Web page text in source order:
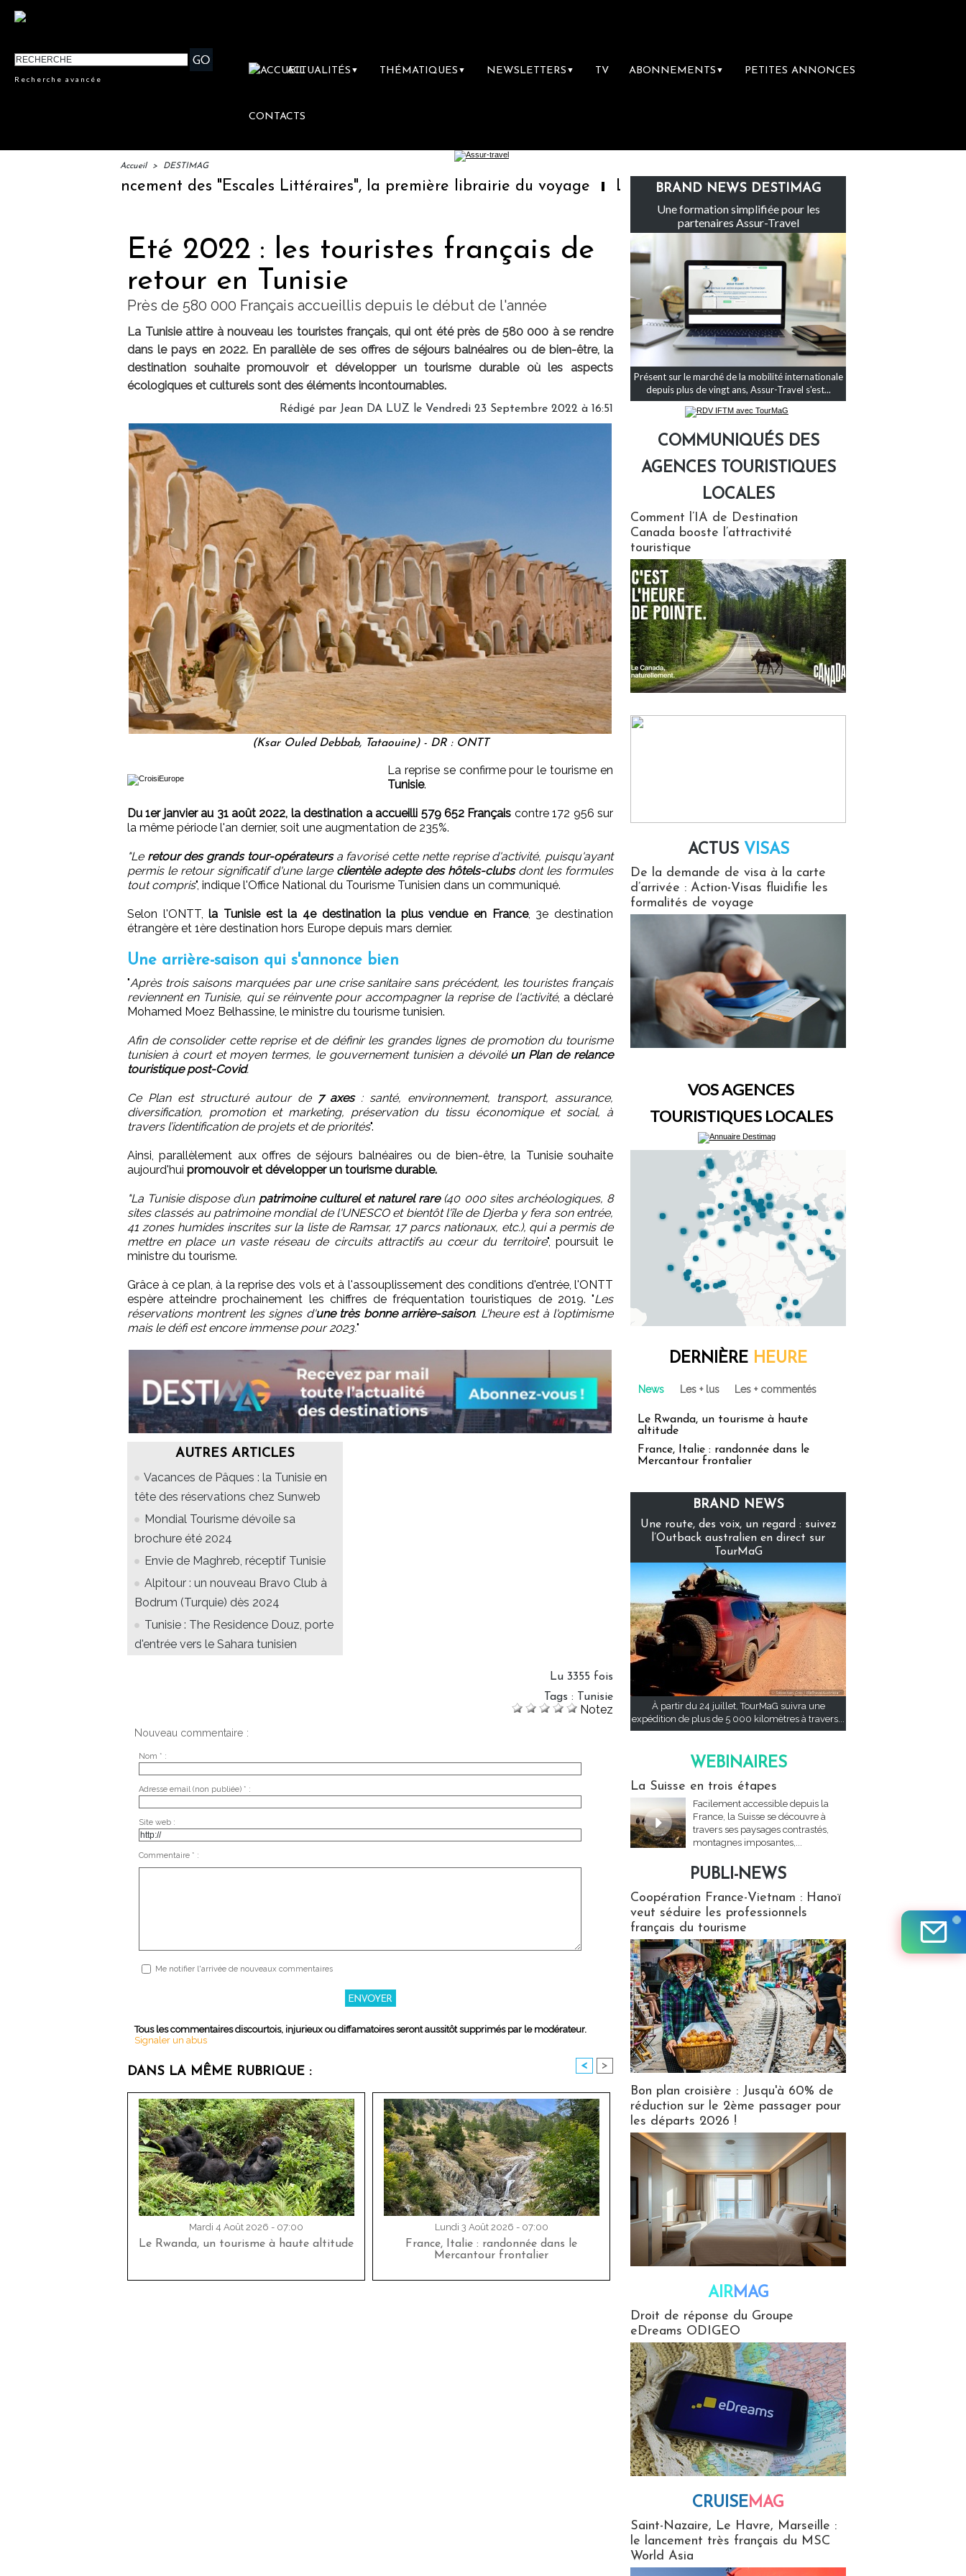
Recherche avancée
ACTUALITÉS ▼ THÉMATIQUES ▼ NEWSLETTERS ▼ TV ABONNEMENTS ▼ PETITES ANNONCES
CONTACTS
Accueil > DESTIMAG
IFTM : lancement des "Escales Littéraires", la première librairie du voyage Le groupe Sainte-Claire rachète Eden Tour
Eté 2022 : les touristes français de
retour en Tunisie
Près de 580 000 Français accueillis depuis le début de l'année
La Tunisie attire à nouveau les touristes français, qui ont été près de 580 000 à se rendre
dans le pays en 2022. En parallèle de ses offres de séjours balnéaires ou de bien-être, la
destination souhaite promouvoir et développer un tourisme durable où les aspects
écologiques et culturels sont des éléments incontournables.
Rédigé par Jean DA LUZ le Vendredi 23 Septembre 2022 à 16:51
(Ksar Ouled Debbab, Tataouine) - DR : ONTT
La reprise se confirme pour le tourisme en
Tunisie.
Du 1er janvier au 31 août 2022, la destination a accueilli 579 652 Français contre 172 956 sur
la même période l'an dernier, soit une augmentation de 235%.
"Le retour des grands tour-opérateursa favorisé cette nette reprise d'activité, puisqu'ayant
permis le retour significatif d'une large clientèle adepte des hôtels-clubsdont les formules
tout compris", indique l'Office National du Tourisme Tunisien dans un communiqué.
Selon l'ONTT,la Tunisie est la 4e destination la plus vendue en France, 3e destination
étrangère et 1ère destination hors Europe depuis mars dernier.
Une arrière-saison qui s'annonce bien
"Après trois saisons marquées par une crise sanitaire sans précédent, les touristes français
reviennent en Tunisie, qui se réinvente pour accompagner la reprise de l'activité, a déclaré
Mohamed Moez Belhassine, le ministre du tourisme tunisien.
Afin de consolider cette reprise et de définir les grandes lignes de promotion du tourisme
tunisien à court et moyen termes, le gouvernement tunisien a dévoilé un Plan de relance
touristique post-Covid.
Ce Plan est structuré autour de 7 axes: santé, environnement, transport, assurance,
diversification, promotion et marketing, préservation du tissu économique et social, à
travers l’identification de projets et de priorités".
Ainsi, parallèlement aux offres de séjours balnéaires ou de bien-être, la Tunisie souhaite
aujourd'hui promouvoir et développer un tourisme durable.
"La Tunisie dispose d’un patrimoine culturel et naturel rare(40 000 sites archéologiques, 8
sites classés au patrimoine mondial de l'UNESCO et bientôt l'île de Djerba y fera son entrée,
41 zones humides inscrites sur la liste de Ramsar, 17 parcs nationaux, etc.), qui a permis de
mettre en place un vaste réseau de circuits attractifs au cœur du territoire", poursuit le
ministre du tourisme.
Grâce à ce plan, à la reprise des vols et à l'assouplissement des conditions d'entrée, l'ONTT
espère atteindre prochainement les chiffres de fréquentation touristiques de 2019. "Les
réservations montrent les signes d'une très bonne arrière-saison. L'heure est à l'optimisme
mais le défi est encore immense pour 2023."
AUTRES ARTICLES
Vacances de Pâques : la Tunisie en
tête des réservations chez Sunweb
Mondial Tourisme dévoile sa
brochure été 2024
Envie de Maghreb, réceptif Tunisie
Alpitour : un nouveau Bravo Club à
Bodrum (Turquie) dès 2024
Tunisie : The Residence Douz, porte
d'entrée vers le Sahara tunisien
Lu 3355 fois
Tags : Tunisie
Notez
Nouveau commentaire :
Nom * :
Adresse email (non publiée) * :
Site web :
Commentaire * :
Me notifier l'arrivée de nouveaux commentaires
Tous les commentaires discourtois, injurieux ou diffamatoires seront aussitôt supprimés par le modérateur.
Signaler un abus
DANS LA MÊME RUBRIQUE : < >
Mardi 4 Août 2026 - 07:00
Le Rwanda, un tourisme à haute altitude
Lundi 3 Août 2026 - 07:00
France, Italie : randonnée dans le
Mercantour frontalier
BRAND NEWS DESTIMAG
Une formation simplifiée pour les
partenaires Assur-Travel
Présent sur le marché de la mobilité internationale
depuis plus de vingt ans, Assur-Travel s'est...
COMMUNIQUÉS DES
AGENCES TOURISTIQUES
LOCALES
Comment l’IA de Destination
Canada booste l’attractivité
touristique
ACTUS VISAS
De la demande de visa à la carte
d’arrivée : Action-Visas fluidifie les
formalités de voyage
VOS AGENCES
TOURISTIQUES LOCALES
DERNIÈRE HEURE
News Les + lus Les + commentés
Le Rwanda, un tourisme à haute
altitude
France, Italie : randonnée dans le
Mercantour frontalier
BRAND NEWS
Une route, des voix, un regard : suivez
l’Outback australien en direct sur
TourMaG
À partir du 24 juillet, TourMaG suivra une
expédition de plus de 5 000 kilomètres à travers...
WEBINAIRES
La Suisse en trois étapes
Facilement accessible depuis la
France, la Suisse se découvre à
travers ses paysages contrastés,
montagnes imposantes,...
PUBLI-NEWS
Coopération France-Vietnam : Hanoï
veut séduire les professionnels
français du tourisme
Bon plan croisière : Jusqu'à 60% de
réduction sur le 2ème passager pour
les départs 2026 !
AIRMAG
Droit de réponse du Groupe
eDreams ODIGEO
CRUISEMAG
Saint-Nazaire, Le Havre, Marseille :
le lancement très français du MSC
World Asia